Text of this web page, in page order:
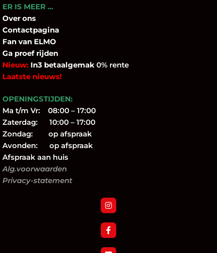
ER IS MEER …
Over ons
Contactpagina
Fan van ELMO
Ga proef rijden
Nieuw: In3 betaalgemak 0% rente
Laatste nieuws!
OPENINGSTIJDEN:
Ma t/m Vr: 08:00 – 17:00
Zaterdag: 10:00 – 17:00
Zondag: op afspraak
Avonden: op afspraak
Afspraak aan huis
Alg.voorwaarden
Privacy-statement